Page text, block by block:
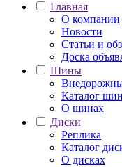
Главная
О компании
Новости
Статьи и
Доска
Шины
Каталог шин
О шинах
Диски
Реплика
Каталог
О дисках